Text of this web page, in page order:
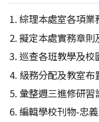
綜理本處室各項業
擬定本處實務章則
巡查各班教學及校
級務分配及教室布
彙整週三進修研習
編輯學校刊物-忠